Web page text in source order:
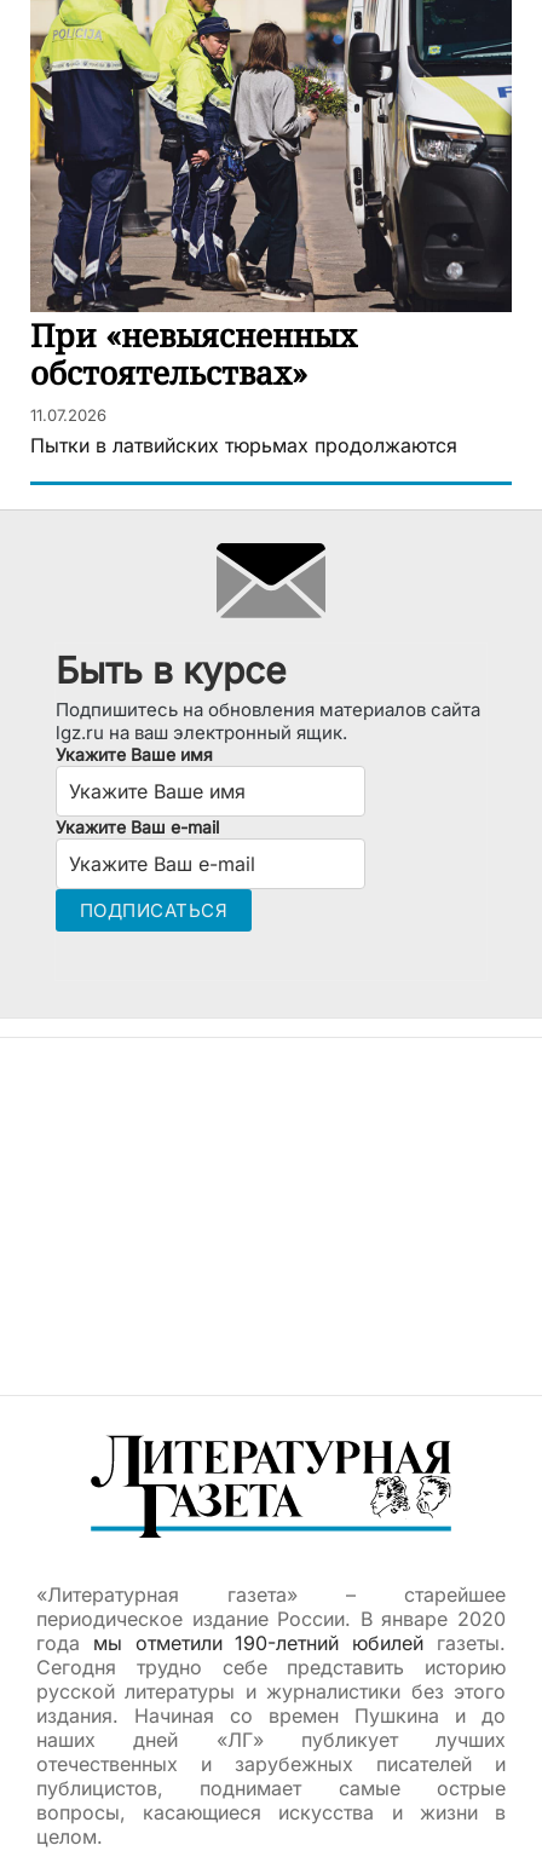
При «невыясненных
обстоятельствах»
11.07.2026
Пытки в латвийских тюрьмах продолжаются
Быть в курсе
Подпишитесь на обновления материалов сайта
lgz.ru на ваш электронный ящик.
Укажите Ваше имя
Укажите Ваш e-mail
«Литературная газета» – старейшее
периодическое издание России. В январе 2020
года мы отметили 190-летний юбилей газеты.
Сегодня трудно себе представить историю
русской литературы и журналистики без этого
издания. Начиная со времен Пушкина и до
наших дней «ЛГ» публикует лучших
отечественных и зарубежных писателей и
публицистов, поднимает самые острые
вопросы, касающиеся искусства и жизни в
целом.